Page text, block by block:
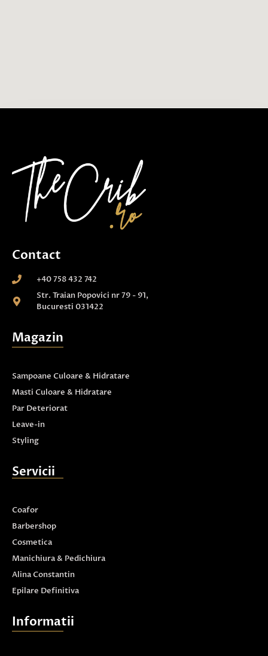
Contact
+40 758 432 742
Str. Traian Popovici nr 79 - 91,
Bucuresti 031422
Magazin
Sampoane Culoare & Hidratare
Masti Culoare & Hidratare
Par Deteriorat
Leave-in
Styling
Servicii
Coafor
Barbershop
Cosmetica
Manichiura & Pedichiura
Alina Constantin
Epilare Definitiva
Informatii